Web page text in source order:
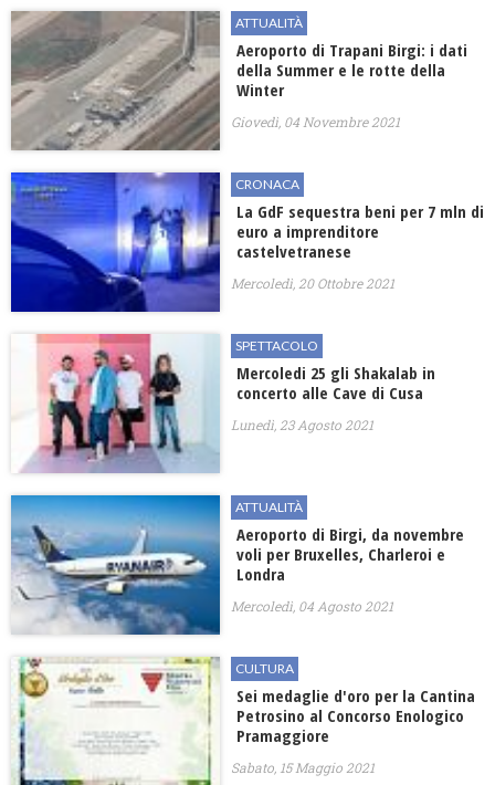
ATTUALITÀ
Aeroporto di Trapani Birgi: i dati
della Summer e le rotte della
Winter
Giovedì, 04 Novembre 2021
CRONACA
La GdF sequestra beni per 7 mln di
euro a imprenditore
castelvetranese
Mercoledì, 20 Ottobre 2021
SPETTACOLO
Mercoledi 25 gli Shakalab in
concerto alle Cave di Cusa
Lunedì, 23 Agosto 2021
ATTUALITÀ
Aeroporto di Birgi, da novembre
voli per Bruxelles, Charleroi e
Londra
Mercoledì, 04 Agosto 2021
CULTURA
Sei medaglie d'oro per la Cantina
Petrosino al Concorso Enologico
Pramaggiore
Sabato, 15 Maggio 2021